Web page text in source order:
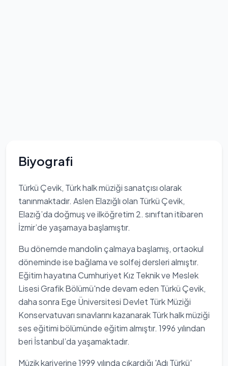
Biyografi
Türkü Çevik, Türk halk müziği sanatçısı olarak
tanınmaktadır. Aslen Elazığlı olan Türkü Çevik,
Elazığ’da doğmuş ve ilköğretim 2. sınıftan itibaren
İzmir’de yaşamaya başlamıştır.
Bu dönemde mandolin çalmaya başlamış, ortaokul
döneminde ise bağlama ve solfej dersleri almıştır.
Eğitim hayatına Cumhuriyet Kız Teknik ve Meslek
Lisesi Grafik Bölümü'nde devam eden Türkü Çevik,
daha sonra Ege Üniversitesi Devlet Türk Müziği
Konservatuvarı sınavlarını kazanarak Türk halk müziği
ses eğitimi bölümünde eğitim almıştır. 1996 yılından
beri İstanbul’da yaşamaktadır.
Müzik kariyerine 1999 yılında çıkardığı 'Adı Türkü'